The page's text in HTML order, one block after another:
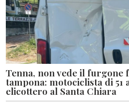
Tenna, non vede il furgone
tampona: motociclista di
elicottero al Santa Chiara